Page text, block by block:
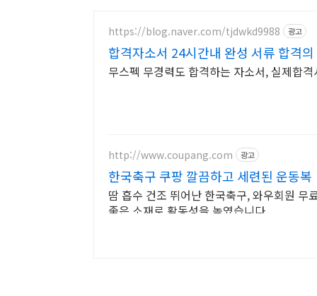
https://blog.naver.com/tjdwkd9988 광고
합격자소서 24시간내 완성 서류 합격
무스펙 무경력도 합격하는 자소서, 실제합
http://www.coupang.com 광고
한국축구 쿠팡 깔끔하고 세련된 운동복
땀 흡수 건조 뛰어난 한국축구, 와우회원 무
좋은 소재로 활동성을 높였습니다.